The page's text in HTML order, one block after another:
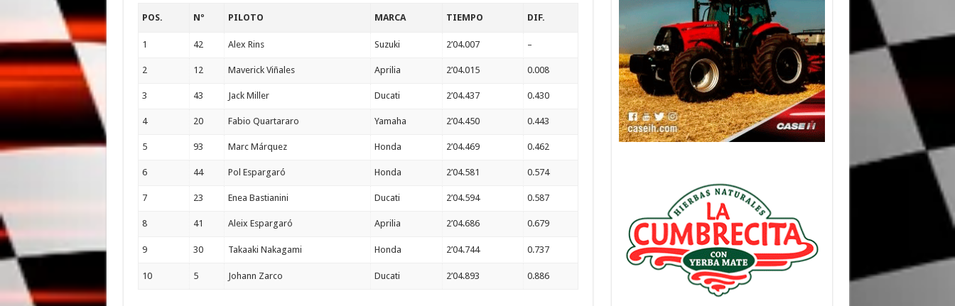
POS. Nº PILOTO MARCA TIEMPO DIF.
1 42 Alex Rins Suzuki 2’04.007 –
2 12 Maverick Viñales Aprilia 2’04.015 0.008
3 43 Jack Miller Ducati 2’04.437 0.430
4 20 Fabio Quartararo Yamaha 2’04.450 0.443
5 93 Marc Márquez Honda 2’04.469 0.462
6 44 Pol Espargaró Honda 2’04.581 0.574
7 23 Enea Bastianini Ducati 2’04.594 0.587
8 41 Aleix Espargaró Aprilia 2’04.686 0.679
9 30 Takaaki Nakagami Honda 2’04.744 0.737
10 5 Johann Zarco Ducati 2’04.893 0.886